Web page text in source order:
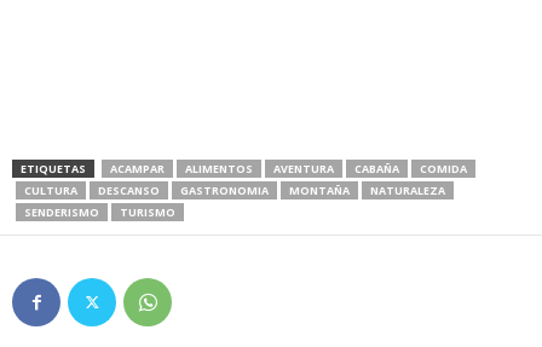
ETIQUETAS ACAMPAR ALIMENTOS AVENTURA CABAÑA
COMIDA
CULTURA
DESCANSO GASTRONOMIA MONTAÑA
NATURALEZA
SENDERISMO
TURISMO